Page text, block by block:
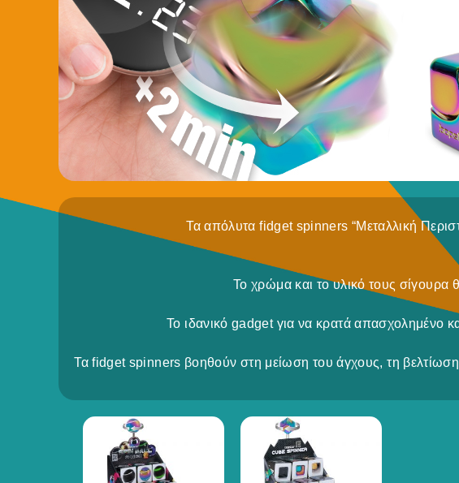
Τα απόλυτα fidget spinners “Μεταλλική
Το χρώμα και το υλικό τους
Το ιδανικό gadget για να κρατά απασχολημένο
Τα fidget spinners βοηθούν στη μείωση του άγχους, τη βελτίωση